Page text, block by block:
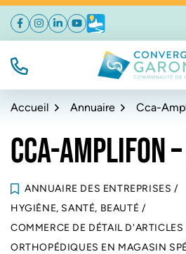
Aller
navigation
Aller
au
Aller
au
de
Facebook
(ouverture dans un nouvel onglet)
Instagram
(ouverture dans un nouvel onglet)
Linkedin
(ouverture dans un nouvel
YouTube
(ouverture dans un
Météo
(ouverture dans un
TÉL.
Accueil Annuaire Cca-
CCA-AMPLIFON
ANNUAIRE DES ENTREPRISES /
HYGIÈNE, SANTÉ, BEAUTÉ /
COMMERCE DE DÉTAIL
ORTHOPÉDIQUES EN MAGASIN